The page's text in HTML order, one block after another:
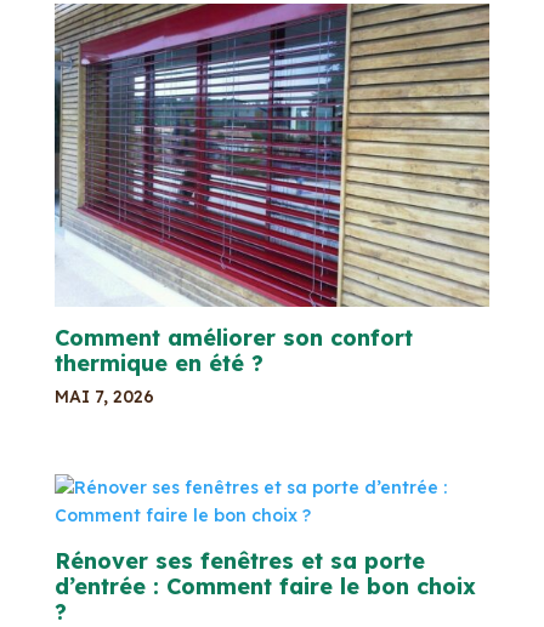
Comment améliorer son confort
thermique en été ?
MAI 7, 2026
Rénover ses fenêtres et sa porte
d’entrée : Comment faire le bon choix
?